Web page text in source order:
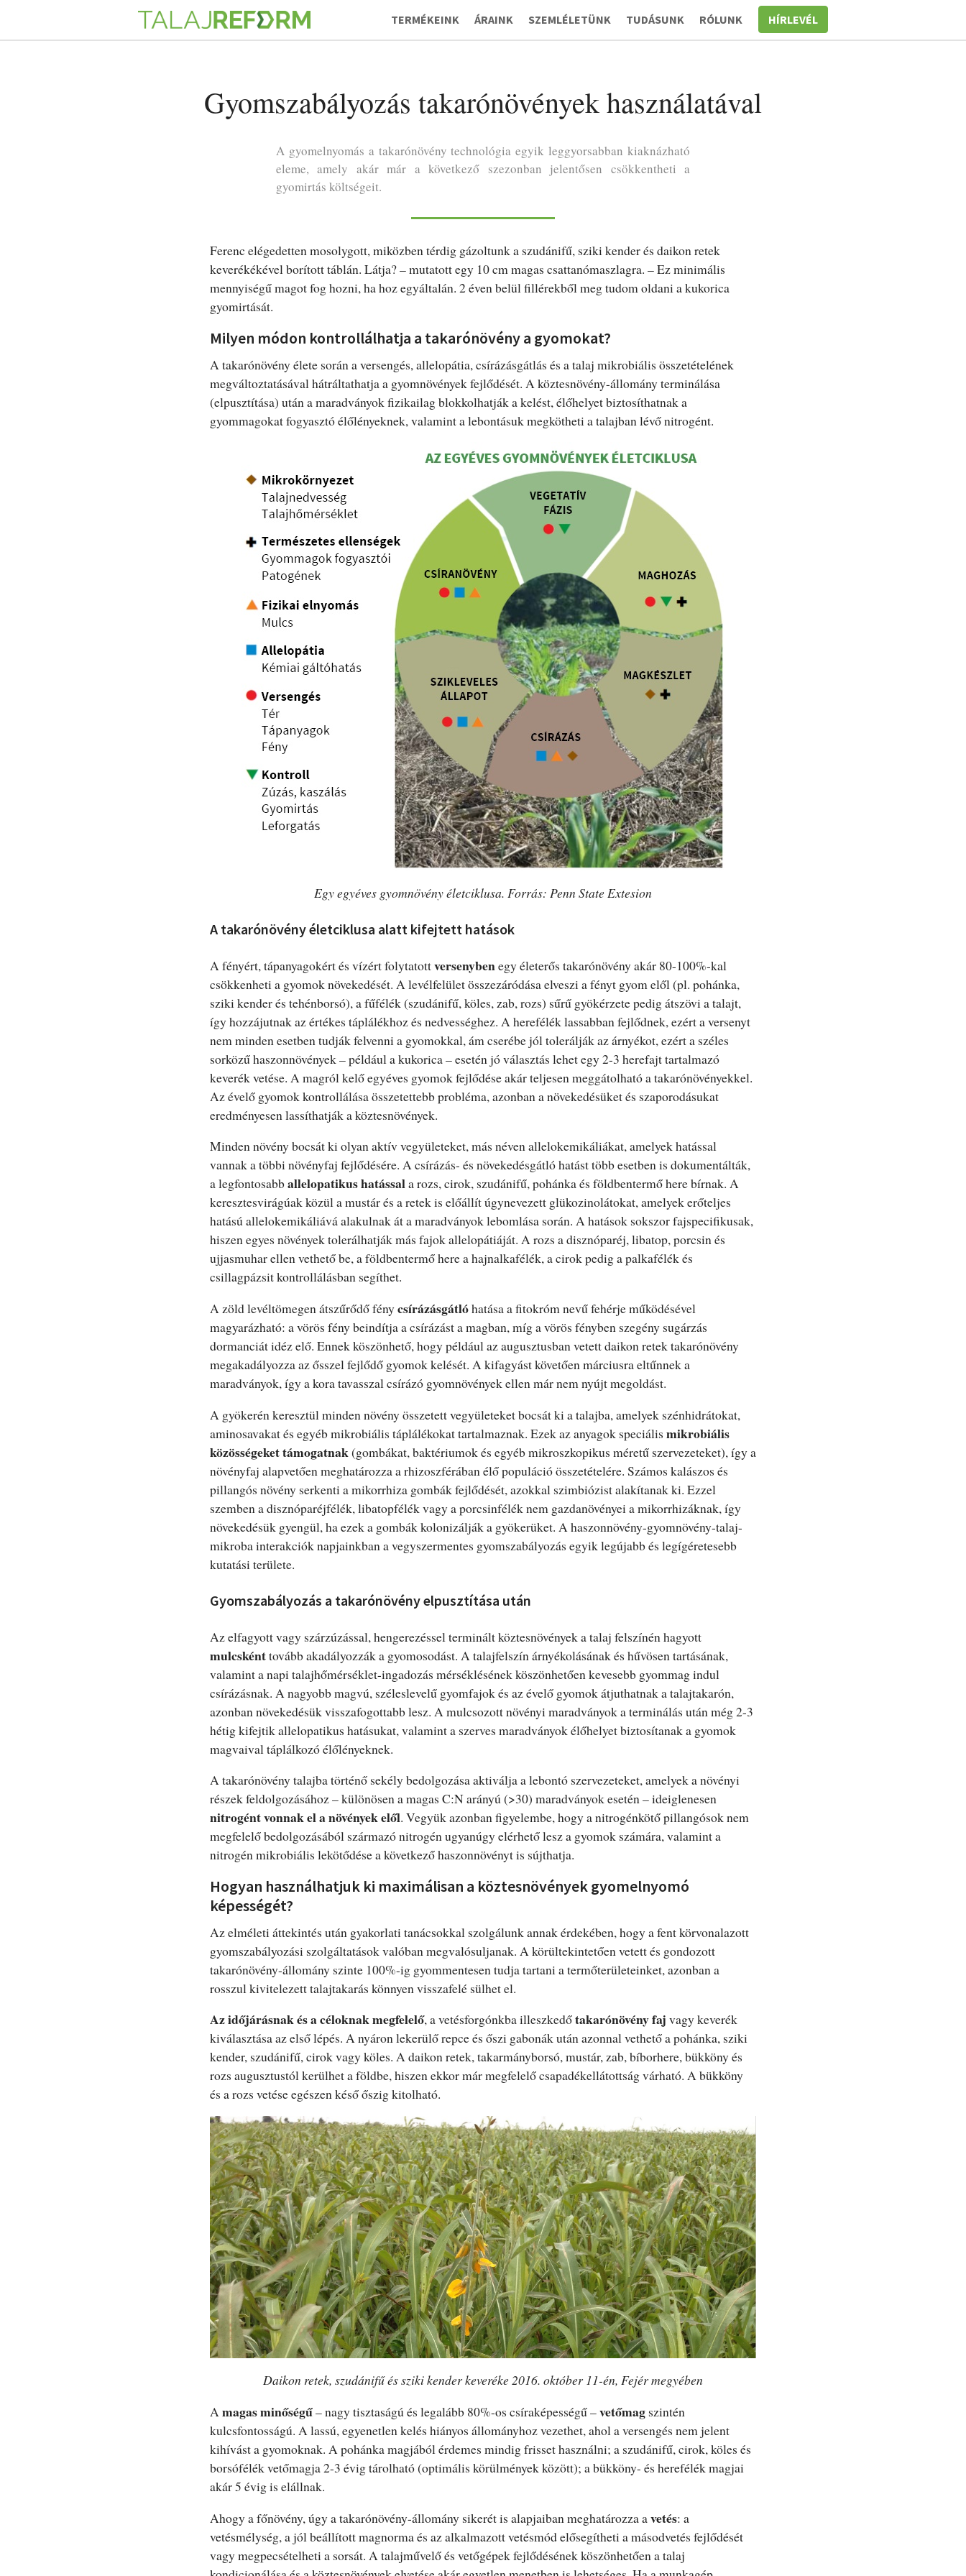
TERMÉKEINK
ÁRAINK SZEMLÉLETÜNK TUDÁSUNK RÓLUNK HÍRLEVÉL
Gyomszabályozás takarónövények használatával
A gyomelnyomás a takarónövény technológia egyik leggyorsabban kiaknázható
eleme, amely akár már a következő szezonban jelentősen csökkentheti a
gyomirtás költségeit.
Ferenc elégedetten mosolygott, miközben térdig gázoltunk a szudánifű, sziki kender és daikon retek
keverékékével borított táblán. Látja? – mutatott egy 10 cm magas csattanómaszlagra. – Ez minimális
mennyiségű magot fog hozni, ha hoz egyáltalán. 2 éven belül fillérekből meg tudom oldani a kukorica
gyomirtását.
Milyen módon kontrollálhatja a takarónövény a gyomokat?
A takarónövény élete során a versengés, allelopátia, csírázásgátlás és a talaj mikrobiális összetételének
megváltoztatásával hátráltathatja a gyomnövények fejlődését. A köztesnövény-állomány terminálása
(elpusztítása) után a maradványok fizikailag blokkolhatják a kelést, élőhelyet biztosíthatnak a
gyommagokat fogyasztó élőlényeknek, valamint a lebontásuk megkötheti a talajban lévő nitrogént.
Egy egyéves gyomnövény életciklusa. Forrás: Penn State Extesion
A takarónövény életciklusa alatt kifejtett hatások
A fényért, tápanyagokért és vízért folytatottversenybenegy életerős takarónövény akár 80-100%-kal
csökkenheti a gyomok növekedését. A levélfelület összezáródása elveszi a fényt gyom elől (pl. pohánka,
sziki kender és tehénborsó), a fűfélék (szudánifű, köles, zab, rozs) sűrű gyökérzete pedig átszövi a talajt,
így hozzájutnak az értékes táplálékhoz és nedvességhez. A herefélék lassabban fejlődnek, ezért a versenyt
nem minden esetben tudják felvenni a gyomokkal, ám cserébe jól tolerálják az árnyékot, ezért a széles
sorközű haszonnövények – például a kukorica – esetén jó választás lehet egy 2-3 herefajt tartalmazó
keverék vetése. A magról kelő egyéves gyomok fejlődése akár teljesen meggátolható a takarónövényekkel.
Az évelő gyomok kontrollálása összetettebb probléma, azonban a növekedésüket és szaporodásukat
eredményesen lassíthatják a köztesnövények.
Minden növény bocsát ki olyan aktív vegyületeket, más néven allelokemikáliákat, amelyek hatással
vannak a többi növényfaj fejlődésére. A csírázás- és növekedésgátló hatást több esetben is dokumentálták,
a legfontosabballelopatikus hatássala rozs, cirok, szudánifű, pohánka és földbentermő here bírnak. A
keresztesvirágúak közül a mustár és a retek is előállít úgynevezett glükozinolátokat, amelyek erőteljes
hatású allelokemikáliává alakulnak át a maradványok lebomlása során. A hatások sokszor fajspecifikusak,
hiszen egyes növények tolerálhatják más fajok allelopátiáját. A rozs a disznóparéj, libatop, porcsin és
ujjasmuhar ellen vethető be, a földbentermő here a hajnalkafélék, a cirok pedig a palkafélék és
csillagpázsit kontrollálásban segíthet.
A zöld levéltömegen átszűrődő fénycsírázásgátlóhatása a fitokróm nevű fehérje működésével
magyarázható: a vörös fény beindítja a csírázást a magban, míg a vörös fényben szegény sugárzás
dormanciát idéz elő. Ennek köszönhető, hogy például az augusztusban vetett daikon retek takarónövény
megakadályozza az ősszel fejlődő gyomok kelését. A kifagyást követően márciusra eltűnnek a
maradványok, így a kora tavasszal csírázó gyomnövények ellen már nem nyújt megoldást.
A gyökerén keresztül minden növény összetett vegyületeket bocsát ki a talajba, amelyek szénhidrátokat,
aminosavakat és egyéb mikrobiális táplálékokat tartalmaznak. Ezek az anyagok speciális mikrobiális
közösségeket támogatnak(gombákat, baktériumok és egyéb mikroszkopikus méretű szervezeteket), így a
növényfaj alapvetően meghatározza a rhizoszférában élő populáció összetételére. Számos kalászos és
pillangós növény serkenti a mikorrhiza gombák fejlődését, azokkal szimbiózist alakítanak ki. Ezzel
szemben a disznóparéjfélék, libatopfélék vagy a porcsinfélék nem gazdanövényei a mikorrhizáknak, így
növekedésük gyengül, ha ezek a gombák kolonizálják a gyökerüket. A haszonnövény-gyomnövény-talaj-
mikroba interakciók napjainkban a vegyszermentes gyomszabályozás egyik legújabb és legígéretesebb
kutatási területe.
Gyomszabályozás a takarónövény elpusztítása után
Az elfagyott vagy szárzúzással, hengerezéssel terminált köztesnövények a talaj felszínén hagyott
mulcskénttovább akadályozzák a gyomosodást. A talajfelszín árnyékolásának és hűvösen tartásának,
valamint a napi talajhőmérséklet-ingadozás mérséklésének köszönhetően kevesebb gyommag indul
csírázásnak. A nagyobb magvú, széleslevelű gyomfajok és az évelő gyomok átjuthatnak a talajtakarón,
azonban növekedésük visszafogottabb lesz. A mulcsozott növényi maradványok a terminálás után még 2-3
hétig kifejtik allelopatikus hatásukat, valamint a szerves maradványok élőhelyet biztosítanak a gyomok
magvaival táplálkozó élőlényeknek.
A takarónövény talajba történő sekély bedolgozása aktiválja a lebontó szervezeteket, amelyek a növényi
részek feldolgozásához – különösen a magas C:N arányú (>30) maradványok esetén – ideiglenesen
nitrogént vonnak el a növények elől. Vegyük azonban figyelembe, hogy a nitrogénkötő pillangósok nem
megfelelő bedolgozásából származó nitrogén ugyanúgy elérhető lesz a gyomok számára, valamint a
nitrogén mikrobiális lekötődése a következő haszonnövényt is sújthatja.
Hogyan használhatjuk ki maximálisan a köztesnövények gyomelnyomó
képességét?
Az elméleti áttekintés után gyakorlati tanácsokkal szolgálunk annak érdekében, hogy a fent körvonalazott
gyomszabályozási szolgáltatások valóban megvalósuljanak. A körültekintetően vetett és gondozott
takarónövény-állomány szinte 100%-ig gyommentesen tudja tartani a termőterületeinket, azonban a
rosszul kivitelezett talajtakarás könnyen visszafelé sülhet el.
Az időjárásnak és a céloknak megfelelő, a vetésforgónkba illeszkedőtakarónövény faj vagy keverék
kiválasztása az első lépés. A nyáron lekerülő repce és őszi gabonák után azonnal vethető a pohánka, sziki
kender, szudánifű, cirok vagy köles. A daikon retek, takarmányborsó, mustár, zab, bíborhere, bükköny és
rozs augusztustól kerülhet a földbe, hiszen ekkor már megfelelő csapadékellátottság várható. A bükköny
és a rozs vetése egészen késő őszig kitolható.
Daikon retek, szudánifű és sziki kender keveréke 2016. október 11-én, Fejér megyében
Amagas minőségű– nagy tisztaságú és legalább 80%-os csíraképességű –vetőmag szintén
kulcsfontosságú. A lassú, egyenetlen kelés hiányos állományhoz vezethet, ahol a versengés nem jelent
kihívást a gyomoknak. A pohánka magjából érdemes mindig frisset használni; a szudánifű, cirok, köles és
borsófélék vetőmagja 2-3 évig tárolható (optimális körülmények között); a bükköny- és herefélék magjai
akár 5 évig is elállnak.
Ahogy a főnövény, úgy a takarónövény-állomány sikerét is alapjaiban meghatározza avetés: a
vetésmélység, a jól beállított magnorma és az alkalmazott vetésmód elősegítheti a másodvetés fejlődését
vagy megpecsételheti a sorsát. A talajművelő és vetőgépek fejlődésének köszönhetően a talaj